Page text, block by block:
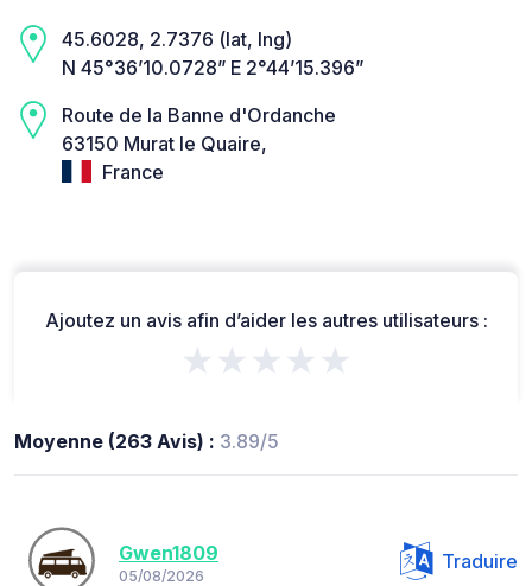
45.6028, 2.7376 (lat, lng)
N 45°36’10.0728” E 2°44’15.396”
Route de la Banne d'Ordanche
63150 Murat le Quaire,
France
Ajoutez un avis afin d’aider les autres utilisateurs :
★★★★★
Moyenne (263 Avis) : 3.89/5
Gwen1809
05/08/2026
Traduire